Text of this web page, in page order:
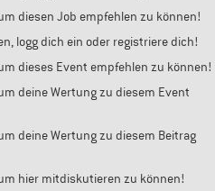
diesen Job empfehlen zu können!
logg dich ein oder registriere dich!
dieses Event empfehlen zu können!
deine Wertung zu diesem Event
deine Wertung zu diesem Beitrag
hier mitdiskutieren zu können!